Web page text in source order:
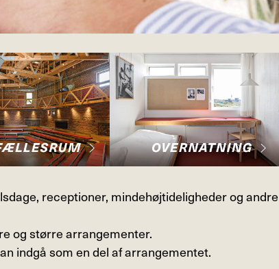
receptioner, mindehøjtideligheder og andre
og større arrangementer.
indgå som en del af arrangementet.